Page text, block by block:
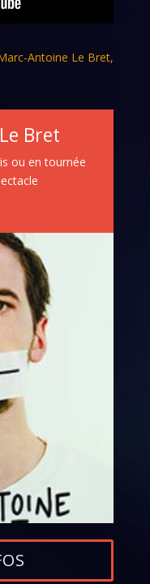
Antoine Le Bret,
Bret
ou en tournée